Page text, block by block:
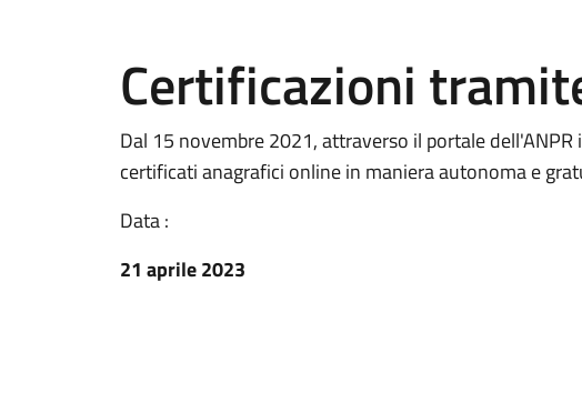
Certificazioni
Dal 15 novembre 2021, attraverso il portale
certificati anagrafici online in maniera autonoma e
Data :
21 aprile 2023